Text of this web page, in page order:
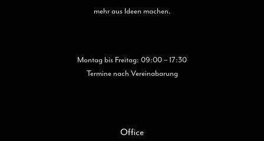
mehr aus Ideen machen.
Montag bis Freitag: 09:00 – 17:30
Termine nach Vereinabarung
Office